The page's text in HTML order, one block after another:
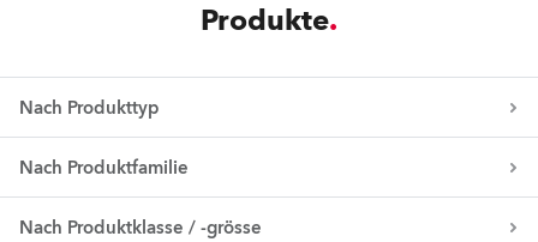
Produkte
Nach Produkttyp
Nach Produktfamilie
Nach Produktklasse / -grösse